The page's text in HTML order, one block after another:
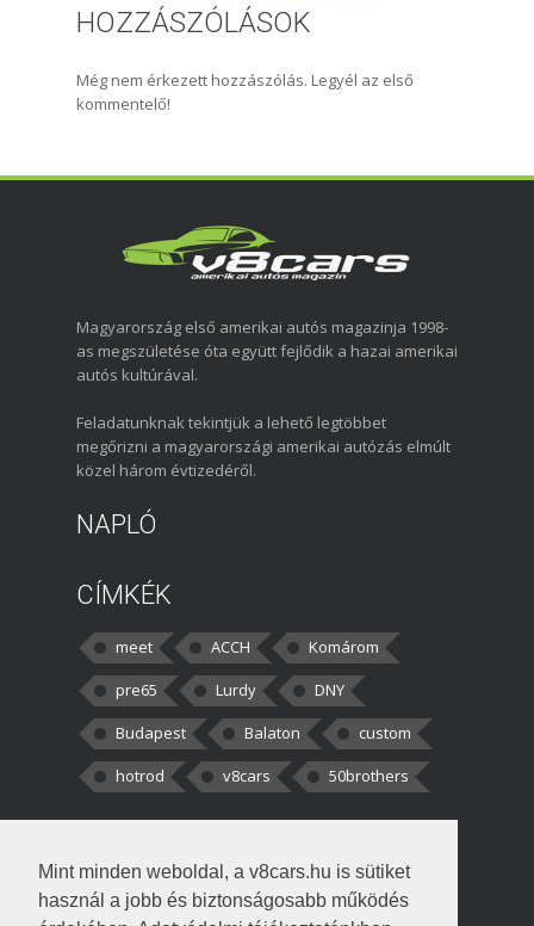
Mint minden weboldal, a v8cars.hu is sütiket
használ a jobb és biztonságosabb működés
HOZZÁSZÓLÁSOK
Még nem érkezett hozzászólás. Legyél az első
kommentelő!
Magyarország első amerikai autós magazinja 1998-
as megszületése óta együtt fejlődik a hazai amerikai
autós kultúrával.
Feladatunknak tekintjük a lehető legtöbbet
megőrizni a magyarországi amerikai autózás elmúlt
közel három évtizedéről.
NAPLÓ
CÍMKÉK
meet ACCH
Komárom
pre65
Lurdy
DNY
Budapest
Balaton
custom
hotrod
v8cars 50brothers
kortisz:Elszúrtam! Én csak két
darabbaal számoltam. Nem tudtam, hogy fél autót,